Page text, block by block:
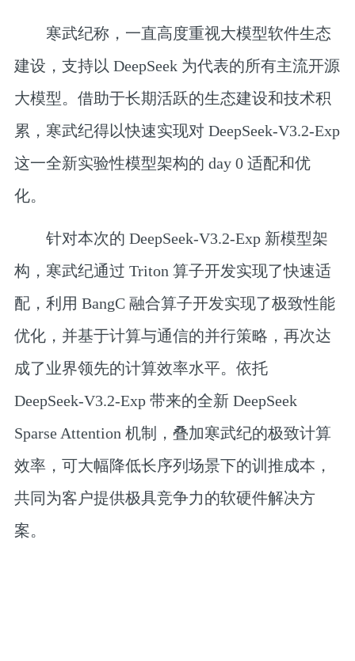
寒武纪称，一直高度重视大模型软件生态
建设，支持以 DeepSeek 为代表的所有主流开源
大模型。借助于长期活跃的生态建设和技术积
累，寒武纪得以快速实现对 DeepSeek-V3.2-Exp
这一全新实验性模型架构的 day 0 适配和优
化。
针对本次的 DeepSeek-V3.2-Exp 新模型架
构，寒武纪通过 Triton 算子开发实现了快速适
配，利用 BangC 融合算子开发实现了极致性能
优化，并基于计算与通信的并行策略，再次达
成了业界领先的计算效率水平。依托
DeepSeek-V3.2-Exp 带来的全新 DeepSeek
Sparse Attention 机制，叠加寒武纪的极致计算
效率，可大幅降低长序列场景下的训推成本，
共同为客户提供极具竞争力的软硬件解决方
案。